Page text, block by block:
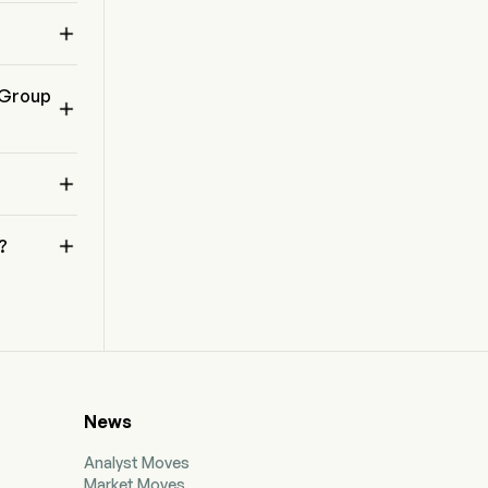




News
Analyst Moves
Market Moves